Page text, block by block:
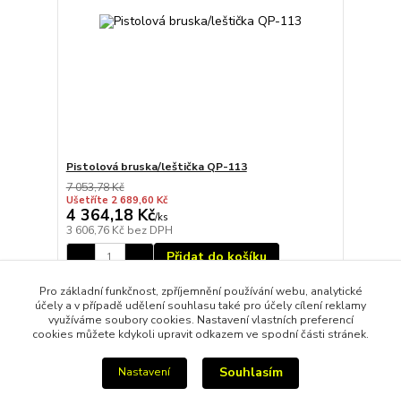
Pistolová bruska/leštička QP-113
7 053,78 Kč
Ušetříte 2 689,60 Kč
4 364,18 Kč/ks
3 606,76 Kč bez DPH
Přidat do košíku
strana z 1
Pro základní funkčnost, zpříjemnění používání webu, analytické
účely a v případě udělení souhlasu také pro účely cílení reklamy
využíváme soubory cookies. Nastavení vlastních preferencí
cookies můžete kdykoli upravit odkazem ve spodní části stránek.
Nastavení Souhlasím